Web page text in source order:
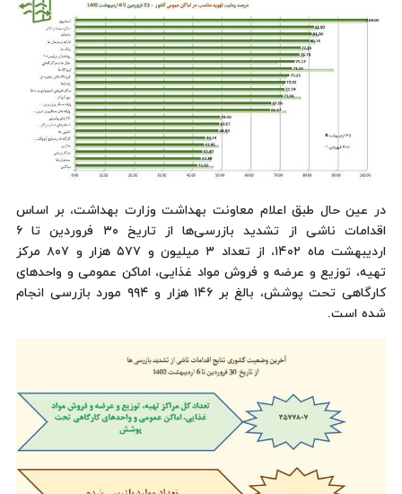
در عین حال طبق اعلام معاونت بهداشت وزارت بهداشت، بر اساس
اقدامات ناشی از تشدید بازرسی‌ها از تاریخ ۳۰ فروردین تا ۶
اردیبهشت ماه ۱۴۰۲، از تعداد ۳ میلیون و ۵۷۷ هزار و ۸۰۷ مرکز
تهیه، توزیع و عرضه و فروش مواد غذایی، اماکن عمومی و واحدهای
کارگاهی تحت پوشش، بالغ بر ۱۴۶ هزار و ۹۹۴ مورد بازرسی انجام
شده است.